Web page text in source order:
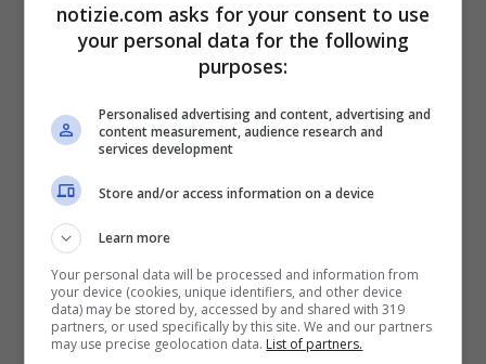
Cappuccetto rosso”
23 Marzo 2023 - 14:03
notizie.com asks for your consent to use
your personal data for the following
purposes:
Personalised advertising and content, advertising and
content measurement, audience research and
services development
Store and/or access information on a device
Learn more
Your personal data will be processed and information from
your device (cookies, unique identifiers, and other device
data) may be stored by, accessed by and shared with 319
partners, or used specifically by this site. We and our partners
may use precise geolocation data. List of partners.